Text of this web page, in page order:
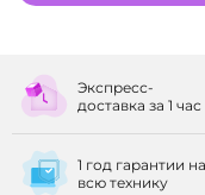
Экспресс-
доставка за 1 час
1 год гарантии на
всю технику